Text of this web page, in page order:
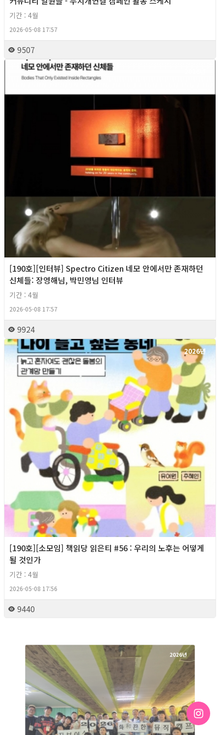
기간 : 4월
2026-05-08 17:57
9507
[190호][인터뷰] Spectro Citizen 네모 안에서만 존재하던
신체들: 장영해님, 박민영님 인터뷰
기간 : 4월
2026-05-08 17:57
9924
2026년
[190호][소모임] 책읽당 읽은티 #56 : 우리의 노후는 어떻게
될 것인가
기간 : 4월
2026-05-08 17:56
9440